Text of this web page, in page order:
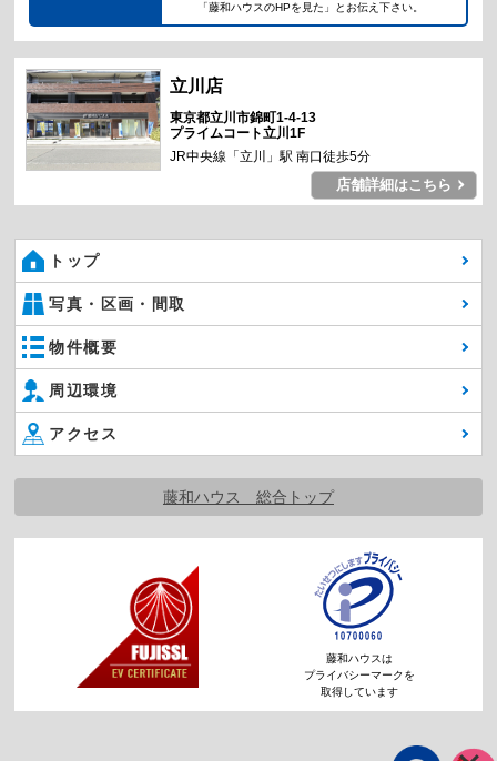
「藤和ハウスのHPを見た」とお伝え下さい。
東京都立川市錦町1-4-13
プライムコート立川1F
JR中央線「立川」駅 南口徒歩5分
店舗詳細はこちら
トップ
写真・区画・間取
物件概要
周辺環境
アクセス
藤和ハウス 総合トップ
藤和ハウスは
プライバシーマークを
取得しています